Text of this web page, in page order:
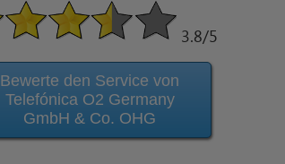
3.8/5
Bewerte den Service von
Telefónica O2 Germany
GmbH & Co. OHG